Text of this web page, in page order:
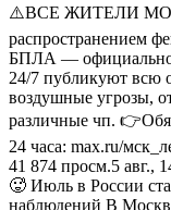
⚠️ВСЕ ЖИТЕЛИ
распространением
БПЛА — официально
24/7 публикуют
воздушные угрозы,
различные чп.
24 часа: max.ru/
41 874 просм.5 авг.,
🥵 Июль в России
наблюдений В